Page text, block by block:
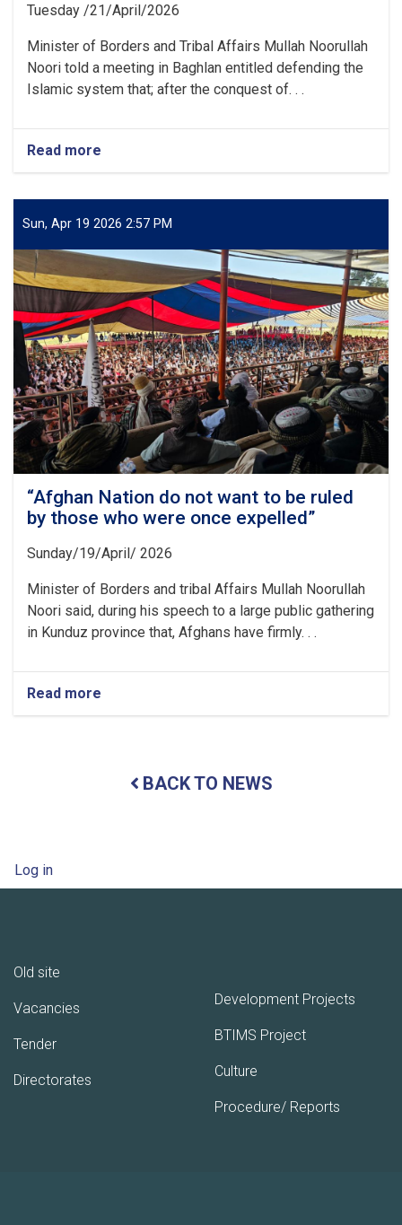
tricks
the
enemy”
Tuesday /21/April/2026
Minister of Borders and Tribal Affairs Mullah Noorullah
Noori told a meeting in Baghlan entitled defending the
Islamic system that; after the conquest of. . .
Read more
“Those
Think
of
This
Country
Should
Remember
20
Years
of
the
Sacrifices
and
Struggles”
Sun, Apr 19 2026 2:57 PM
“Afghan Nation do not want to be ruled
by those who were once expelled”
Sunday/19/April/ 2026
Minister of Borders and tribal Affairs Mullah Noorullah
Noori said, during his speech to a large public gathering
in Kunduz province that, Afghans have firmly. . .
Read more
“Afghan
want
who
BACK TO NEWS
User account menu
Log in
Old site
Vacancies
Tender
Directorates
Development Projects
BTIMS Project
Culture
Procedure/ Reports